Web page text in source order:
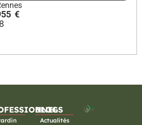
€
BLOG
Actualités